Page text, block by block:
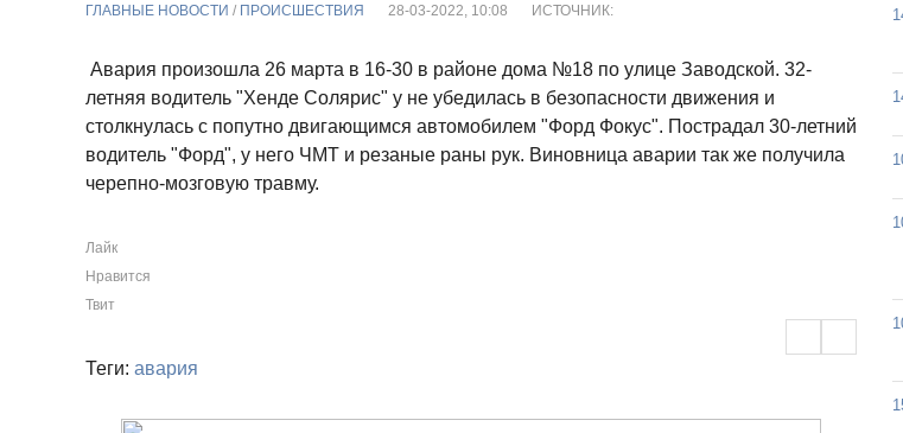
ГЛАВНЫЕ НОВОСТИ / ПРОИСШЕСТВИЯ 28-03-2022, 10:08 ИСТОЧНИК:
Авария произошла 26 марта в 16-30 в районе дома №18 по улице Заводской. 32-
летняя водитель "Хенде Солярис" у не убедилась в безопасности движения и
столкнулась с попутно двигающимся автомобилем "Форд Фокус". Пострадал 30-летний
водитель "Форд", у него ЧМТ и резаные раны рук. Виновница аварии так же получила
черепно-мозговую травму.
Лайк
Нравится
Твит
Теги: авария